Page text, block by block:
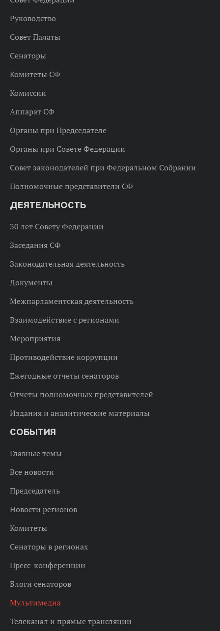
Руководство
Совет Палаты
Сенаторы
Комитеты СФ
Комиссии
Аппарат СФ
Органы при Председателе
Органы при Совете Федерации
Совет законодателей при Федеральном Собрании
Полномочные представители СФ
ДЕЯТЕЛЬНОСТЬ
30 лет Совету Федерации
Заседания СФ
Законодательная деятельность
Документы
Межпарламентская деятельность
Взаимодействие с регионами
Мероприятия
Противодействие коррупции
Ежегодные отчеты сенаторов
Отчеты полномочных представителей
Издания и аналитические материалы
СОБЫТИЯ
Главные темы
Все новости
Председатель
Новости регионов
Комитеты
Сенаторы в регионах
Пресс-конференции
Блоги сенаторов
Мультимедиа
Телеканал и прямые трансляции